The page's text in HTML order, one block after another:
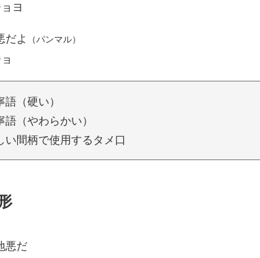
ヨ
だよ （パンマル）
（硬い）
（やわらかい）
間柄で使用するタメ口
悪だ